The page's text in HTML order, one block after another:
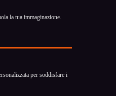
la tua immaginazione.
per soddisfare i